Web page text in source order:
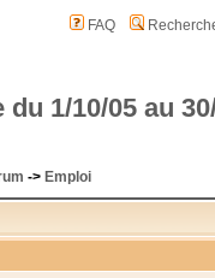
FAQ
1/10/05 au
-> Emploi